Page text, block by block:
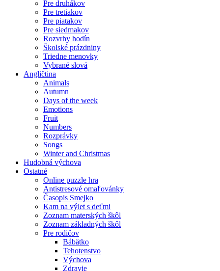
Pre druhákov
Pre tretiakov
Pre piatakov
Pre siedmakov
Rozvrhy hodín
Školské prázdniny
Triedne menovky
Vybrané slová
Angličtina
Animals
Autumn
Days of the week
Emotions
Fruit
Numbers
Rozprávky
Songs
Winter and Christmas
Hudobná výchova
Ostatné
Online puzzle hra
Antistresové omaľovánky
Časopis Smejko
Kam na výlet s deťmi
Zoznam materských škôl
Zoznam základných škôl
Pre rodičov
Bábätko
Tehotenstvo
Výchova
Zdravie